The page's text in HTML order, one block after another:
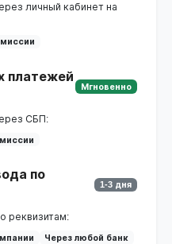
личный кабинет на
платежей
Мгновенно
СБП:
по
1-3 дня
реквизитам:
Через любой банк